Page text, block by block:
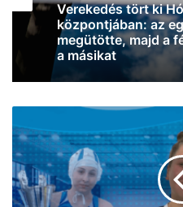
Zivatarok
Csanád
jócskán megdőlt a
országban